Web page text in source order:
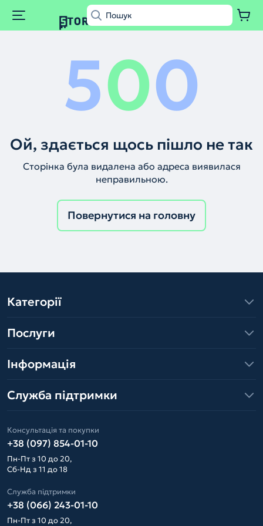
500
Ой, здається щось пішло не так
Сторінка була видалена або адреса виявилася
неправильною.
Повернутися на головну
Категорії
Послуги
Інформація
Служба підтримки
Консультація та покупки
+38 (097) 854-01-10
Пн-Пт з 10 до 20,
Сб-Нд з 11 до 18
Служба підтримки
+38 (066) 243-01-10
Пн-Пт з 10 до 20,